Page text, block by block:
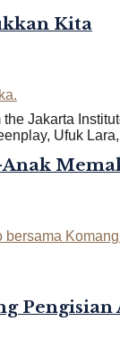
Kita
Pengisian
Jakarta
Ufuk